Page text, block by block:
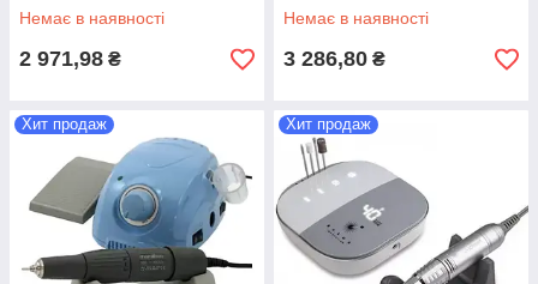
Немає в наявності
2 971,98 ₴
Немає в наявності
3 286,80 ₴
Хит продаж Хит продаж